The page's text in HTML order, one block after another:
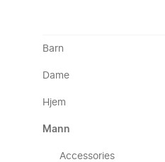
Barn
Dame
Hjem
Mann
Accessories